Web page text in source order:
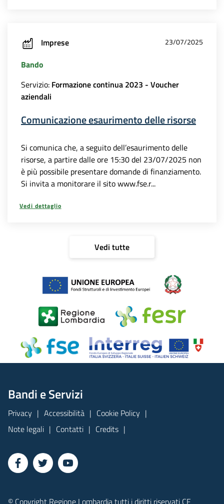
Imprese 23/07/2025
Bando
Servizio: Formazione continua 2023 - Voucher
aziendali
Comunicazione esaurimento delle risorse
Si comunica che, a seguito dell’esaurimento delle
risorse, a partire dalle ore 15:30 del 23/07/2025 non
è più possibile presentare domande di finanziamento.
Si invita a monitorare il sito www.fse.r...
Vedi dettaglio
Vedi tutte
Bandi e Servizi
Privacy Accessibilità
Cookie Policy
Note legali
Contatti Credits
© Copyright Regione Lombardia tutti i diritti riservati CF